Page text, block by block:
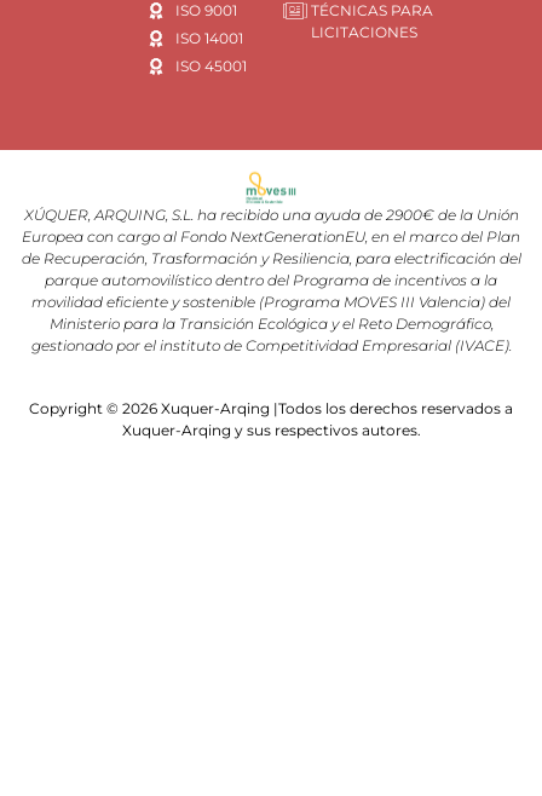
ISO 9001
ISO 14001
ISO 45001
TÉCNICAS PARA
LICITACIONES
XÚQUER, ARQUING, S.L. ha recibido una ayuda de 2900€ de la Unión
Europea con cargo al Fondo NextGenerationEU, en el marco del Plan
de Recuperación, Trasformación y Resiliencia, para electrificación del
parque automovilístico dentro del Programa de incentivos a la
movilidad eficiente y sostenible (Programa MOVES III Valencia) del
Ministerio para la Transición Ecológica y el Reto Demográfico,
gestionado por el instituto de Competitividad Empresarial (IVACE).
Copyright © 2026 Xuquer-Arqing |Todos los derechos reservados a
Xuquer-Arqing y sus respectivos autores.